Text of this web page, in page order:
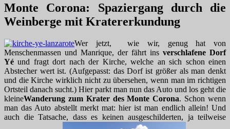
Monte Corona: Spaziergang durch die
Weinberge mit Kratererkundung
Wer jetzt, wie wir, genug hat von
Menschenmassen und Manrique, der fährt ins verschlafene Dorf
Yé und fragt dort nach der Kirche, welche an sich schon einen
Abstecher wert ist. (Aufgepasst: das Dorf ist größer als man denkt
und die Kirche wirklich nicht zu übersehen, wenn man im richtigen
Ortsteil danach sucht.) Hier parkt man nun das Auto und los geht die
kleineWanderung zum Krater des Monte Corona. Schon wenn
man das Auto abstellt merkt mat: hier ist man endlich allein! Und
auch die Tatsache, dass es keinen ausgeschilderten, ja teilweise